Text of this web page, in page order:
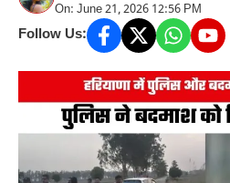
On: June 21, 2026 12:56 PM
Follow Us: